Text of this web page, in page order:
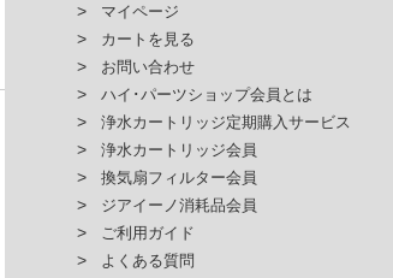
マイページ
カートを見る
お問い合わせ
ハイ･パーツショップ会員とは
浄水カートリッジ定期購入サービス
浄水カートリッジ会員
換気扇フィルター会員
ジアイーノ消耗品会員
ご利用ガイド
よくある質問